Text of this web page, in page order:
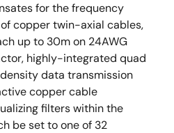
for the frequency
copper twin-axial cables,
up to 30m on 24AWG
highly-integrated quad
data transmission
copper cable
filters within the
be set to one of 32